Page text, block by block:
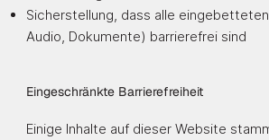
Sicherstellung, dass alle
Audio, Dokumente) barrierefrei sind
Eingeschränkte Barrierefreiheit
Einige Inhalte auf dieser Website